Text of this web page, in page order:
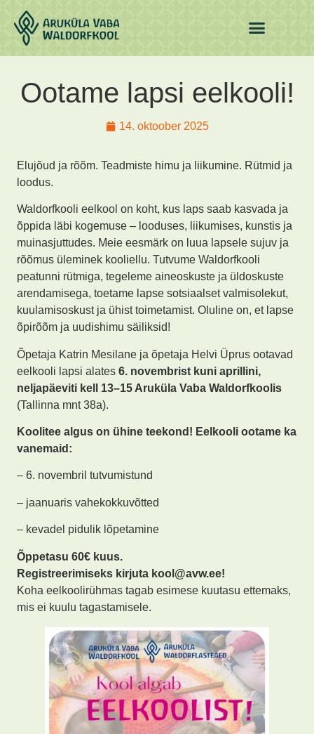
Ootame lapsi eelkooli!
14. oktoober 2025
Elujõud ja rõõm. Teadmiste himu ja liikumine. Rütmid ja
loodus.
Waldorfkooli eelkool on koht, kus laps saab kasvada ja
õppida läbi kogemuse – looduses, liikumises, kunstis ja
muinasjuttudes. Meie eesmärk on luua lapsele sujuv ja
rõõmus üleminek kooliellu. Tutvume Waldorfkooli
peatunni rütmiga, tegeleme aineoskuste ja üldoskuste
arendamisega, toetame lapse sotsiaalset valmisolekut,
kuulamisoskust ja ühist toimetamist. Oluline on, et lapse
õpirõõm ja uudishimu säiliksid!
Õpetaja Katrin Mesilane ja õpetaja Helvi Üprus ootavad
eelkooli lapsi alates 6. novembrist kuni aprillini,
neljapäeviti kell 13–15 Aruküla Vaba Waldorfkoolis
(Tallinna mnt 38a).
Koolitee algus on ühine teekond! Eelkooli ootame ka
vanemaid:
– 6. novembril tutvumistund
– jaanuaris vahekokkuvõtted
– kevadel pidulik lõpetamine
Õppetasu 60€ kuus.
Registreerimiseks kirjuta kool@avw.ee!
Koha eelkoolirühmas tagab esimese kuutasu ettemaks,
mis ei kuulu tagastamisele.